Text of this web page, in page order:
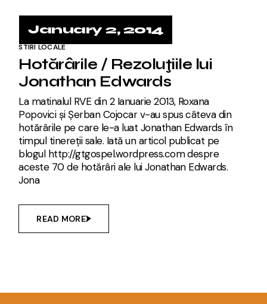
January 2, 2014
STIRI LOCALE
Hotărârile / Rezoluţiile lui
Jonathan Edwards
La matinalul RVE din 2 Ianuarie 2013, Roxana
Popovici și Șerban Cojocar v-au spus câteva din
hotărârile pe care le-a luat Jonathan Edwards în
timpul tinereții sale. Iată un articol publicat pe
blogul http://gtgospel.wordpress.com despre
aceste 70 de hotărâri ale lui Jonathan Edwards.
Jona
READ MORE